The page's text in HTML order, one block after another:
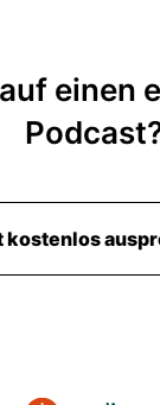
einen
kostenlos